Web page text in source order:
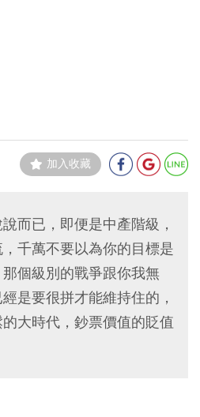
加入收藏
而已，即便是中產階級，
千萬不要以為你的目標是
個級別的戰爭跟你我無
是要很拼才能維持住的，
大時代，鈔票價值的貶值